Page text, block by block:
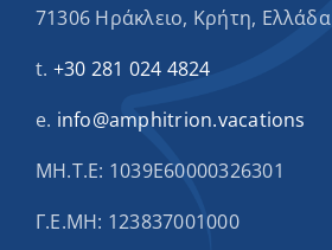
71306 Ηράκλειο, Κρήτη, Ελλάδα
t. +30 281 024 4824
e. info@amphitrion.vacations
ΜΗ.Τ.Ε: 1039Ε60000326301
Γ.Ε.ΜΗ: 123837001000